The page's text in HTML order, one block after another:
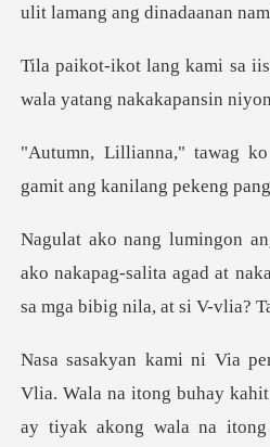
uli
gamit
nakapag-salita agad at
sa m
buhay
ay tiyak akong wala na